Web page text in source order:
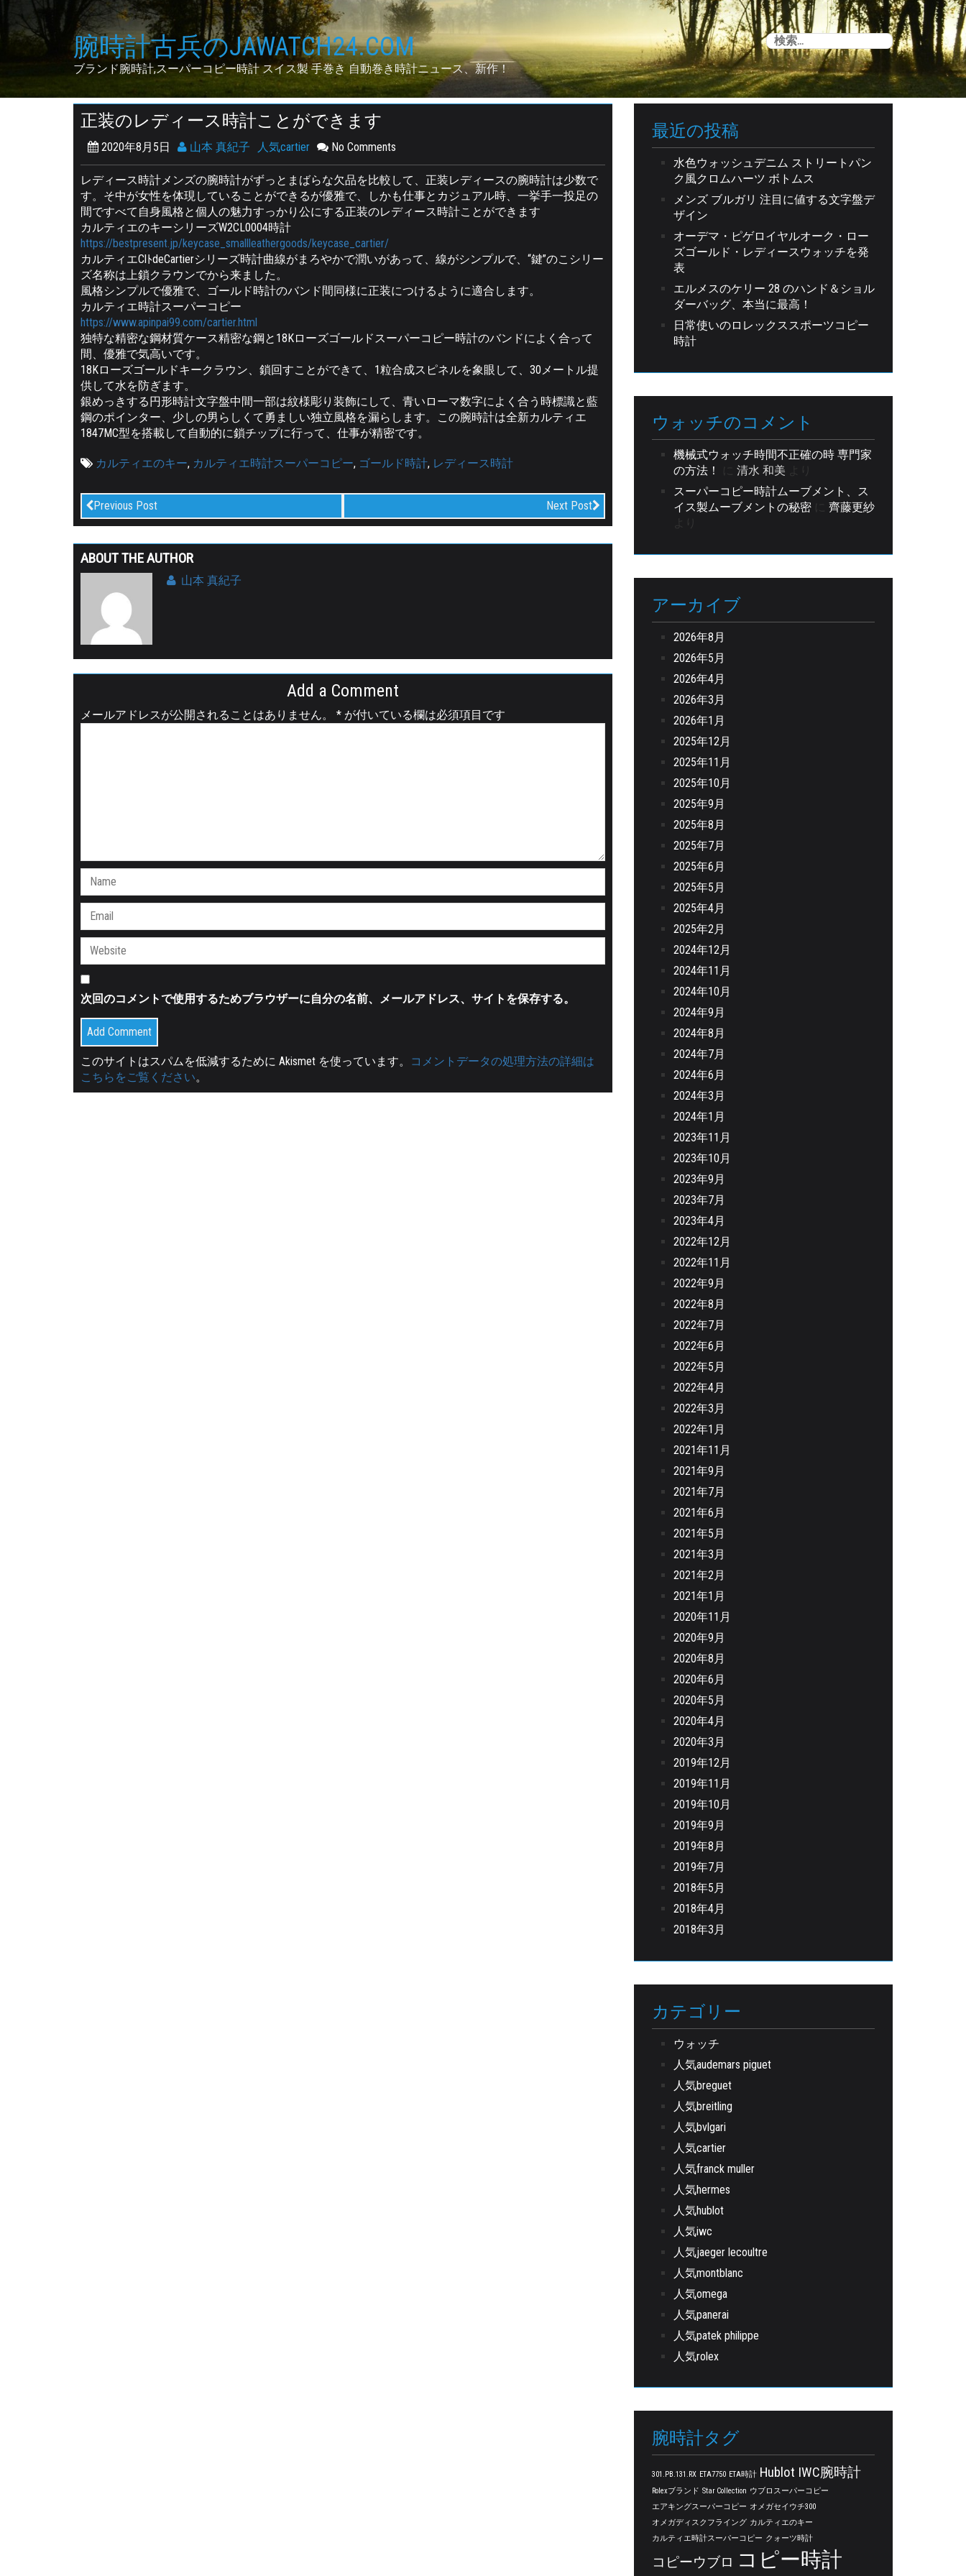
content
腕時計古兵のJAWATCH24.COM
ブランド腕時計,スーパーコピー時計 スイス製 手巻き 自動巻き時計ニュース、新作！
検
索:
正装のレディース時計ことができます
2020年8月5日 山本 真紀子 人気cartier No Comments
レディース時計メンズの腕時計がずっとまばらな欠品を比較して、正装レディースの腕時計は少数で
す。そ中が女性を体現していることができるが優雅で、しかも仕事とカジュアル時、一挙手一投足の
間ですべて自身風格と個人の魅力すっかり公にする正装のレディース時計ことができます
カルティエのキーシリーズW2CL0004時計
https://bestpresent.jp/keycase_smallleathergoods/keycase_cartier/
カルティエClﾄdeCartierシリーズ時計曲線がまろやかで潤いがあって、線がシンプルで、“鍵”のこシリー
ズ名称は上鎖クラウンでから来ました。
風格シンプルで優雅で、ゴールド時計のバンド間同様に正装につけるように適合します。
カルティエ時計スーパーコピー
https://www.apinpai99.com/cartier.html
独特な精密な鋼材質ケース精密な鋼と18Kローズゴールドスーパーコピー時計のバンドによく合って
間、優雅で気高いです。
18Kローズゴールドキークラウン、鎖回すことができて、1粒合成スピネルを象眼して、30メートル提
供して水を防ぎます。
銀めっきする円形時計文字盤中間一部は紋様彫り装飾にして、青いローマ数字によく合う時標識と藍
鋼のポインター、少しの男らしくて勇ましい独立風格を漏らします。この腕時計は全新カルティエ
1847MC型を搭載して自動的に鎖チップに行って、仕事が精密です。
カルティエのキー, カルティエ時計スーパーコピー, ゴールド時計, レディース時計
Previous Post Next Post
ABOUT THE AUTHOR
山本 真紀子
Add a Comment
メールアドレスが公開されることはありません。 * が付いている欄は必須項目です
次回のコメントで使用するためブラウザーに自分の名前、メールアドレス、サイトを保存する。
このサイトはスパムを低減するために Akismet を使っています。
コメントデータの処理方法の詳細は
こちらをご覧ください。
最近の投稿
水色ウォッシュデニム ストリートパン
ク風クロムハーツ ボトムス
メンズ ブルガリ 注目に値する文字盤デ
ザイン
オーデマ・ピゲロイヤルオーク・ロー
ズゴールド・レディースウォッチを発
表
エルメスのケリー 28 のハンド＆ショル
ダーバッグ、本当に最高！
日常使いのロレックススポーツコピー
時計
ウォッチのコメント
機械式ウォッチ時間不正確の時 専門家
の方法！
に 清水 和美 より
スーパーコピー時計ムーブメント、ス
イス製ムーブメントの秘密に 齊藤更紗
より
アーカイブ
2026年8月
2026年5月
2026年4月
2026年3月
2026年1月
2025年12月
2025年11月
2025年10月
2025年9月
2025年8月
2025年7月
2025年6月
2025年5月
2025年4月
2025年2月
2024年12月
2024年11月
2024年10月
2024年9月
2024年8月
2024年7月
2024年6月
2024年3月
2024年1月
2023年11月
2023年10月
2023年9月
2023年7月
2023年4月
2022年12月
2022年11月
2022年9月
2022年8月
2022年7月
2022年6月
2022年5月
2022年4月
2022年3月
2022年1月
2021年11月
2021年9月
2021年7月
2021年6月
2021年5月
2021年3月
2021年2月
2021年1月
2020年11月
2020年9月
2020年8月
2020年6月
2020年5月
2020年4月
2020年3月
2019年12月
2019年11月
2019年10月
2019年9月
2019年8月
2019年7月
2018年5月
2018年4月
2018年3月
カテゴリー
ウォッチ
人気audemars piguet
人気breguet
人気breitling
人気bvlgari
人気cartier
人気franck muller
人気hermes
人気hublot
人気iwc
人気jaeger lecoultre
人気montblanc
人気omega
人気panerai
人気patek philippe
人気rolex
腕時計タグ
301.PB.131.RX ETA7750 ETA時計 Hublot IWC腕時計
Rolexブランド Star Collection ウブロスーパーコピー
エアキングスーパーコピー オメガセイウチ300
オメガディスクフライング カルティエのキー
カルティエ時計スーパーコピー クォーツ時計
コピーウブロ コピー時計